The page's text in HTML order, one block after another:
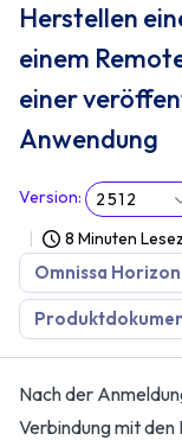
Herstellen
einem
einer
Anwendung
Version: 2512
8 Minuten
Omnissa
Nach der
Verbindung mit